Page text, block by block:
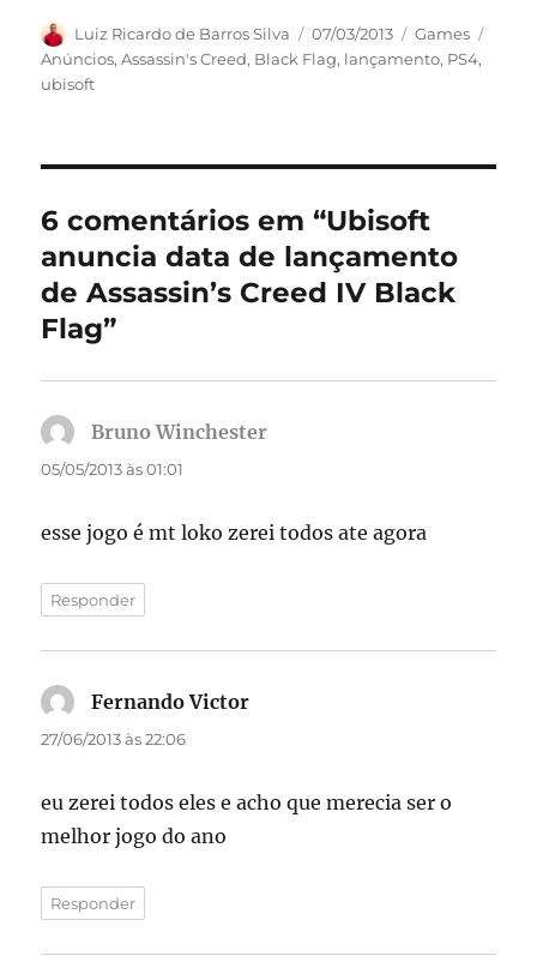
Autor
Luiz Ricardo de Barros Silva
Publicado
em
07/03/2013 Categorias
Games
Anúncios,Assassin's Creed, Black Flag, lançamento, PS4,
ubisoft
6 comentários em “Ubisoft
anuncia data de lançamento
de Assassin’s Creed IV Black
Flag”
Bruno Winchester
05/05/2013 às 01:01
esse jogo é mt loko zerei todos ate agora
Responder
Fernando Victor
27/06/2013 às 22:06
eu zerei todos eles e acho que merecia ser o
melhor jogo do ano
Responder